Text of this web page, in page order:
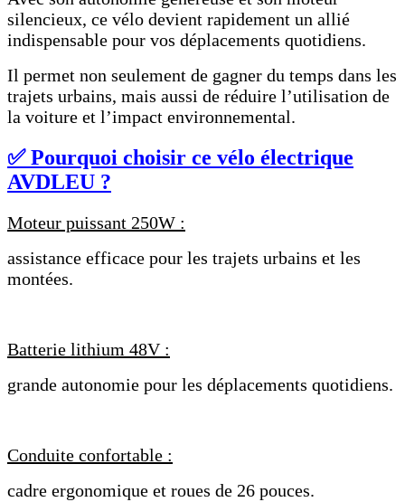
silencieux, ce vélo devient rapidement un allié
indispensable pour vos déplacements quotidiens.
Il permet non seulement de gagner du temps dans les
trajets urbains, mais aussi de réduire l’utilisation de
la voiture et l’impact environnemental.
✅ Pourquoi choisir ce vélo électrique
AVDLEU ?
Moteur puissant 250W :
assistance efficace pour les trajets urbains et les
montées.
Batterie lithium 48V :
grande autonomie pour les déplacements quotidiens.
Conduite confortable :
cadre ergonomique et roues de 26 pouces.